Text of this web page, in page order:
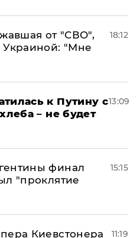
от "СВО",
Украиной: "Мне
18:12
к Путину с
– не будет
13:09
финал
"проклятие
15:15
Киевстонера 11:19